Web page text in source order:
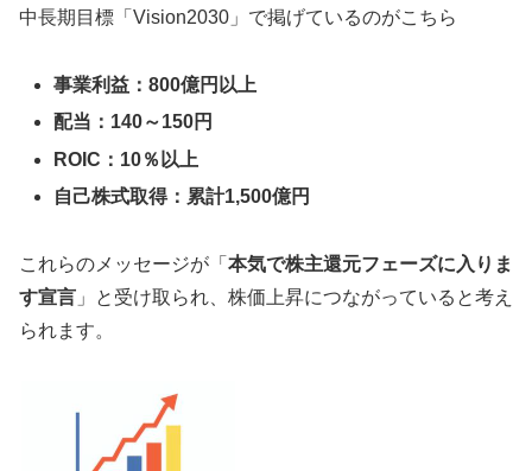
中長期目標「Vision2030」で掲げているのがこちら
事業利益：800億円以上
配当：140～150円
ROIC：10％以上
自己株式取得：累計1,500億円
これらのメッセージが「 本気で株主還元フェーズに入りま
す宣言 」と受け取られ、株価上昇につながっていると考え
られます。